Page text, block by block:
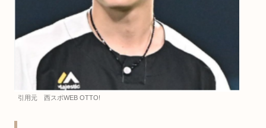
引用元 西スポWEB OTTO!